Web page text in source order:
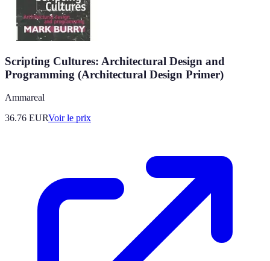
Scripting Cultures: Architectural Design and
Programming (Architectural Design Primer)
Ammareal
36.76 EURVoir le prix